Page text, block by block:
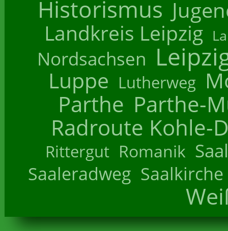
Historismus
Landkreis Leipzig
Nordsachsen
Luppe Lutherweg
Parthe Parthe-
Radroute Kohle-
Rittergut Romanik
Saaleradweg Saalkirche